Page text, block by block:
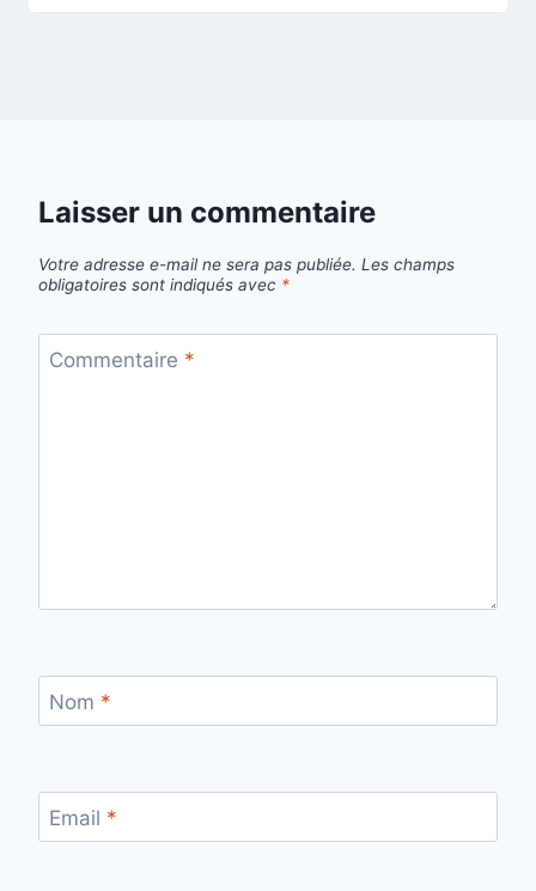
Laisser un commentaire
Votre adresse e-mail ne sera pas publiée. Les champs
obligatoires sont indiqués avec *
Commentaire *
Nom *
Email *